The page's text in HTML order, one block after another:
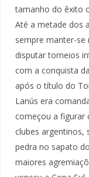
tamanho do êxito
Até a metade dos
sempre manter-se
disputar torneios
com a conquista
após o título do
Lanús era
começou a figurar
clubes argentinos,
pedra no sapato
maiores